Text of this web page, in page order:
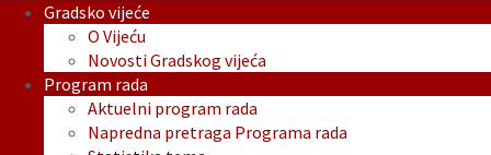
Gradsko vijeće
O Vijeću
Novosti Gradskog vijeća
Program rada
Aktuelni program rada
Napredna pretraga Programa rada